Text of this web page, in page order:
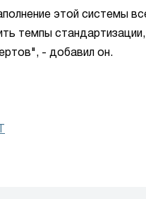
этой системы
темпы
- добавил он.